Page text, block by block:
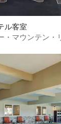
ル客室
・マウンテン・